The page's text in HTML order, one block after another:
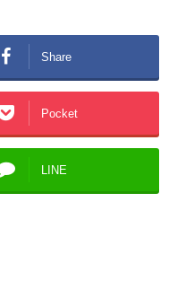
Share
Pocket
LINE